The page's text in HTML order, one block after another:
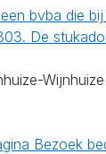
bvba die
De
Wijnhuize
Bezoek